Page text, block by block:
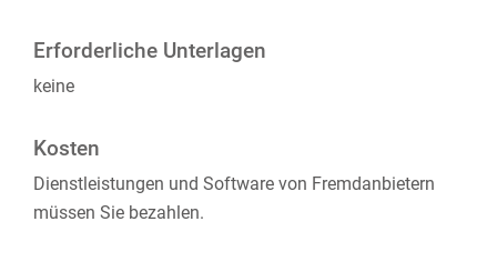
Erforderliche Unterlagen
keine
Kosten
Dienstleistungen und Software von Fremdanbietern
müssen Sie bezahlen.